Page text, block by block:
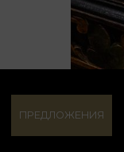
ПРЕДЛОЖЕНИЯ